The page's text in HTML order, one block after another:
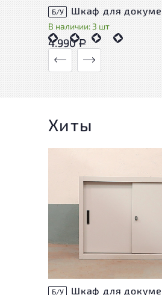
Б/У
В наличии: 3 шт
4.990Р
Хиты
Б/У